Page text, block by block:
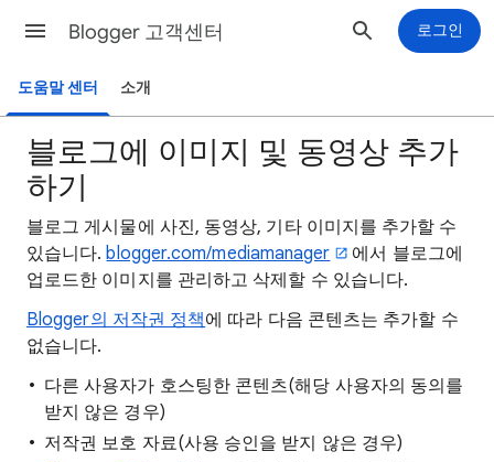
Blogger 고객센터 로그인
도움말 센터 소개
블로그에 이미지 및 동영상 추가
하기
블로그 게시물에 사진, 동영상, 기타 이미지를 추가할 수
있습니다.blogger.com/mediamanager
에서 블로그에
업로드한 이미지를 관리하고 삭제할 수 있습니다.
Blogger의 저작권 정책에 따라 다음 콘텐츠는 추가할 수
없습니다.
다른 사용자가 호스팅한 콘텐츠(해당 사용자의 동의를
받지 않은 경우)
저작권 보호 자료(사용 승인을 받지 않은 경우)